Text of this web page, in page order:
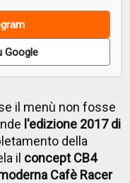
Google
il menù non fosse
l'edizione 2017 di
della
il concept CB4
Cafè Racer